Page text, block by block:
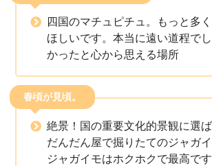
四国のマチュピチュ。もっと多
ほしいです。本当に遠い道程で
かったと心から思える場所
春頃が見頃。
絶景！国の重要文化的景観に選ば
だんだん屋で掘りたてのジャガ
ジャガイモはホクホクで最高で